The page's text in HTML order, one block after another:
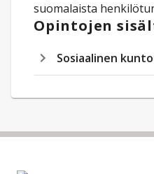
suomalaista
Opintojen
Sosiaalinen